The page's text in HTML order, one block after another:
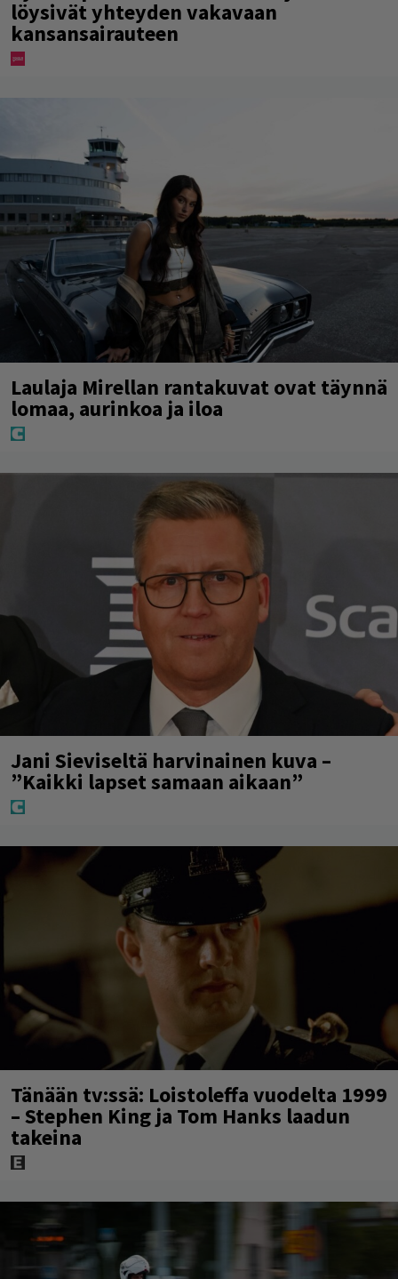
löysivät yhteyden vakavaan
kansansairauteen
Laulaja Mirellan rantakuvat ovat täynnä
lomaa, aurinkoa ja iloa
Jani Sieviseltä harvinainen kuva –
”Kaikki lapset samaan aikaan”
Tänään tv:ssä: Loistoleffa vuodelta 1999
– Stephen King ja Tom Hanks laadun
takeina